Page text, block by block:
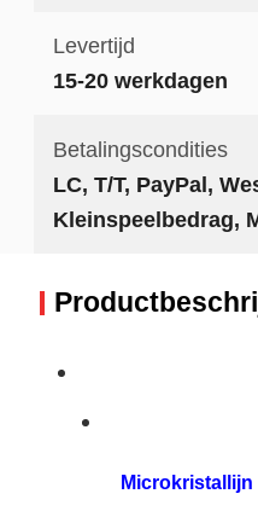
Levertijd
15-20 werkdagen
Betalingscondities
LC, T/T, PayPal,
Kleinspeelbedrag,